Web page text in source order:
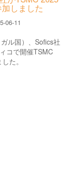
しました
06-11
ル国）、Sofics社
コで開催TSMC
た。